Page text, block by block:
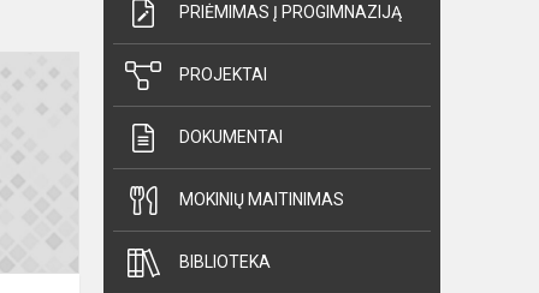
Priimtų
mokinių
dėmesiui!
PRIĖMIMAS Į PROGIMNAZIJĄ
PROJEKTAI
DOKUMENTAI
MOKINIŲ MAITINIMAS
BIBLIOTEKA